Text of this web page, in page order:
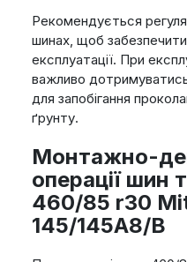
Рекомендується
шинах, щоб
експлуатації. При
важливо
для запобігання
ґрунту.
Монтажно-
операції шин
460/85 r30
145/145A8/B